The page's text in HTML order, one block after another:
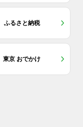
ふるさと納税
東京 おでかけ